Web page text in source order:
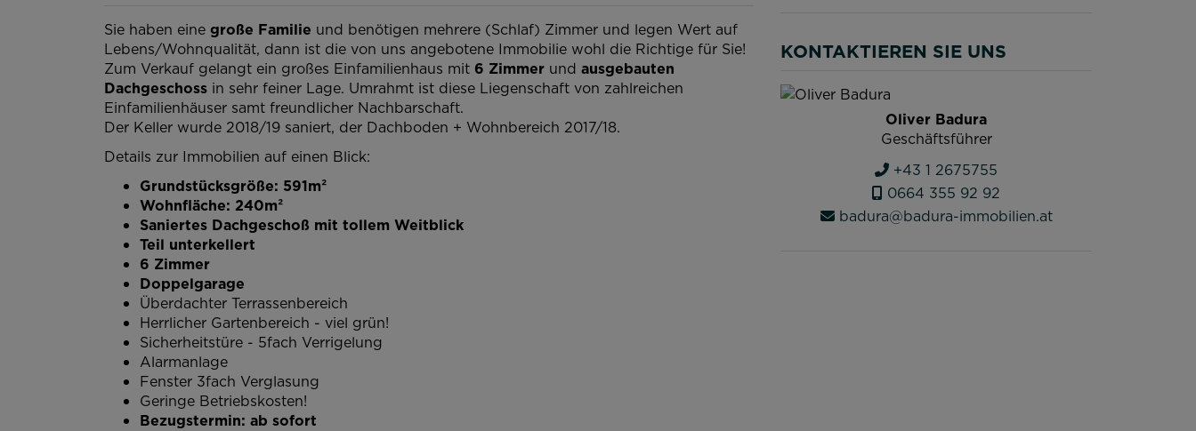
Sie haben eine große Familie und benötigen mehrere (Schlaf) Zimmer und legen Wert auf
Lebens/Wohnqualität, dann ist die von uns angebotene Immobilie wohl die Richtige für Sie!
Zum Verkauf gelangt ein großes Einfamilienhaus mit 6 Zimmer und ausgebauten
Dachgeschoss in sehr feiner Lage. Umrahmt ist diese Liegenschaft von zahlreichen
Einfamilienhäuser samt freundlicher Nachbarschaft.
Der Keller wurde 2018/19 saniert, der Dachboden + Wohnbereich 2017/18.
Details zur Immobilien auf einen Blick:
Grundstücksgröße: 591m²
Wohnfläche: 240m²
Saniertes Dachgeschoß mit tollem Weitblick
Teil unterkellert
6 Zimmer
Doppelgarage
Überdachter Terrassenbereich
Herrlicher Gartenbereich - viel grün!
Sicherheitstüre - 5fach Verrigelung
Alarmanlage
Fenster 3fach Verglasung
Geringe Betriebskosten!
Bezugstermin: ab sofort
KONTAKTIEREN SIE UNS
Oliver Badura
Geschäftsführer
+43 1 2675755
0664 355 92 92
badura@badura-immobilien.at